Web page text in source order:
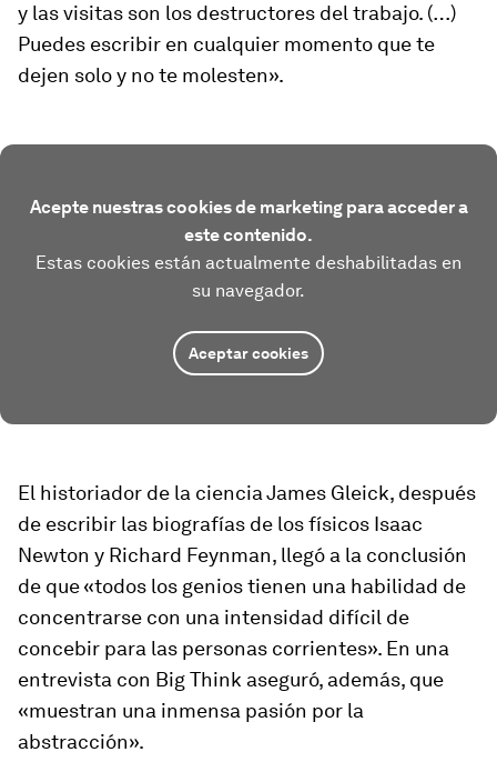
y las visitas son los destructores del trabajo. (…)
Puedes escribir en cualquier momento que te
dejen solo y no te molesten».
Acepte nuestras cookies de marketing para acceder a
este contenido.
Estas cookies están actualmente deshabilitadas en
su navegador.
Aceptar cookies
El historiador de la ciencia James Gleick, después
de escribir las biografías de los físicos Isaac
Newton y Richard Feynman, llegó a la conclusión
de que «todos los genios tienen una habilidad de
concentrarse con una intensidad difícil de
concebir para las personas corrientes». En una
entrevista con Big Think aseguró, además, que
«muestran una inmensa pasión por la
abstracción».